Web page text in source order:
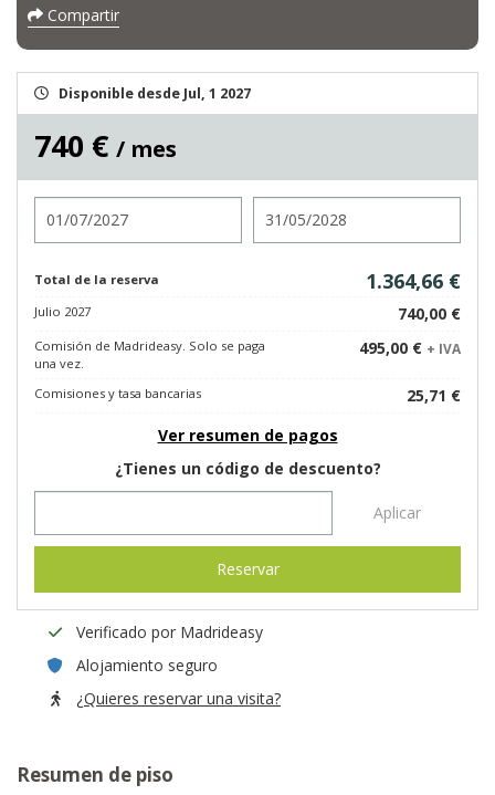
Compartir
Disponible desde Jul, 1 2027
740 € / mes
Total de la reserva 1.364,66 €
Julio 2027 740,00 €
Comisión de Madrideasy. Solo se paga
una vez.
495,00 € + IVA
Comisiones y tasa bancarias
25,71 €
Ver resumen de pagos
¿Tienes un código de descuento?
Aplicar
Reservar
Verificado por Madrideasy
Alojamiento seguro
¿Quieres reservar una visita?
Resumen de piso